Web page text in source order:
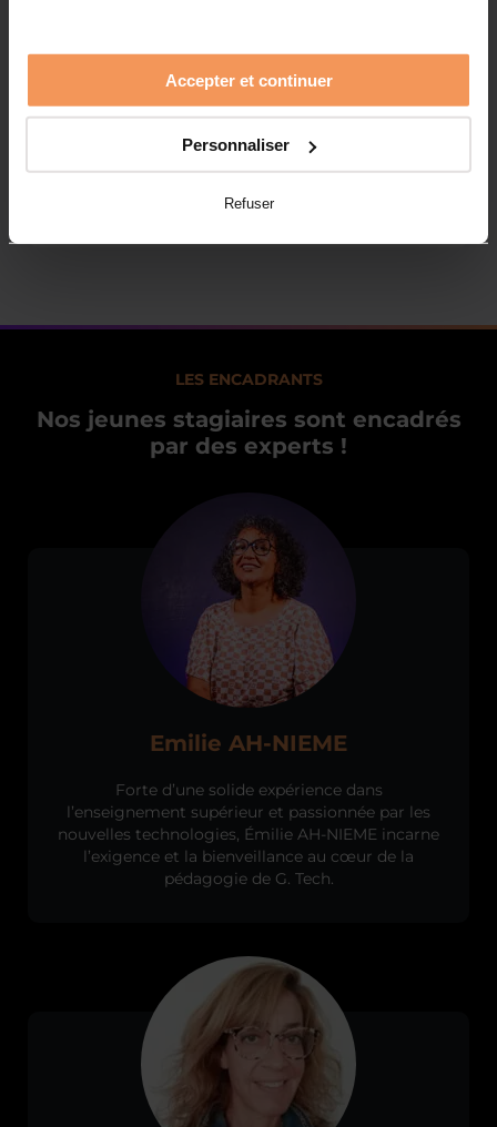
Accepter et continuer
Personnaliser
Refuser
LES ENCADRANTS
Nos jeunes stagiaires sont encadrés
par des experts !
Emilie AH-NIEME
Forte d’une solide expérience dans
l’enseignement supérieur et passionnée par les
nouvelles technologies, Émilie AH-NIEME incarne
l’exigence et la bienveillance au cœur de la
pédagogie de G. Tech.